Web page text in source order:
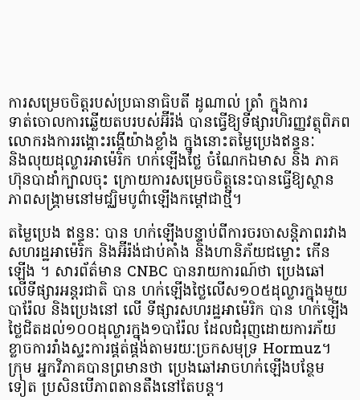
ការសម្រេចចិត្តរបស់ប្រធានាធិបតី ដូណាល់ ត្រាំ ក្នុងការ
ទាត់ចោលការឆ្លើយតបរបស់អ៊ីរ៉ង់ បានធ្វើឱ្យទីផ្សារហិរញ្ញវត្ថុពិភព
លោករងការរង្គោះរង្គើយ៉ាងខ្លាំង ក្នុងនោះតម្លៃប្រេងឥន្ធនៈ
និងលុយដុល្លារអាម៉េរិក ហក់ឡើងថ្លៃ ចំណែកឯមាស និង ភាគ
ហ៊ុនបាដាំក្បាលចុះ ក្រោយការសម្រេចចិត្តនេះបានធ្វើឱ្យស្ថាន
ភាពសង្គ្រាមនៅមជ្ឈិមបូព៌ាឡើងកម្តៅជាថ្មី។
តម្លៃប្រេង ឥន្ធនៈ បាន ហក់ឡើងបន្ទាប់ពីការចរចាសន្តិភាពរវាង
សហរដ្ឋអាម៉េរិក និងអ៊ីរ៉ង់ជាប់គាំង និងហានិភ័យជម្លោះ កើន
ឡើង ។ សារព័ត៌មាន CNBC បានរាយការណ៍ថា ប្រេងឆៅ
លើទីផ្សារអន្តរជាតិ បាន ហក់ឡើងថ្លៃលើស១០៥ដុល្លារក្នុងមួយ
បារ៉ែល និងប្រេងនៅ លើ ទីផ្សារសហរដ្ឋអាម៉េរិក បាន ហក់ឡើង
ថ្លៃជិតដល់១០០ដុល្លារក្នុង១បារ៉ែល ដែលជំរុញដោយការភ័យ
ខ្លាចការរាំងស្ទះការផ្គត់ផ្គង់តាមរយៈច្រកសមុទ្រ Hormuz។
ក្រុម អ្នកវិភាគបានព្រមានថា ប្រេងឆៅអាចហក់ឡើងបន្ថែម
ទៀត ប្រសិនបើភាពតានតឹងនៅតែបន្ត។